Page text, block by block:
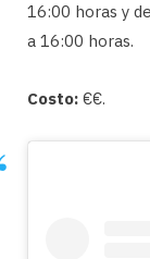
16:00 horas y
a 16:00 horas.
Costo: €€.